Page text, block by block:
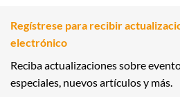
Regístrese para recibir
electrónico
Reciba actualizaciones sobre
especiales, nuevos artículos y más.